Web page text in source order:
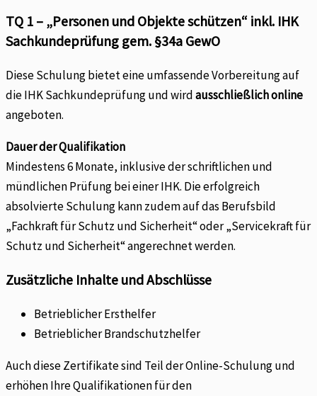
TQ 1 – „Personen und Objekte schützen“ inkl. IHK
Sachkundeprüfung gem. §34a GewO
Diese Schulung bietet eine umfassende Vorbereitung auf
die IHK Sachkundeprüfung und wirdausschließlich online
angeboten.
Dauer der Qualifikation
Mindestens 6 Monate, inklusive der schriftlichen und
mündlichen Prüfung bei einer IHK. Die erfolgreich
absolvierte Schulung kann zudem auf das Berufsbild
„Fachkraft für Schutz und Sicherheit“ oder „Servicekraft für
Schutz und Sicherheit“ angerechnet werden.
Zusätzliche Inhalte und Abschlüsse
Betrieblicher Ersthelfer
Betrieblicher Brandschutzhelfer
Auch diese Zertifikate sind Teil der Online-Schulung und
erhöhen Ihre Qualifikationen für den